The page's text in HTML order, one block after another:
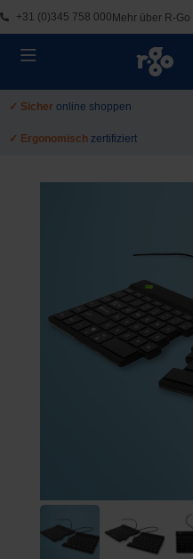
+31 (0)345 758 000 Mehr über R-Go
✓ Sicher online shoppen
✓ Ergonomisch zertifiziert